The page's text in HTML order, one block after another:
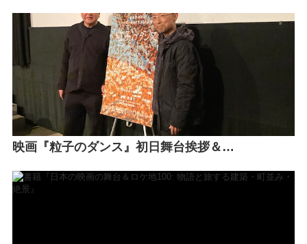
映画『粒子のダンス』初日舞台挨拶＆…